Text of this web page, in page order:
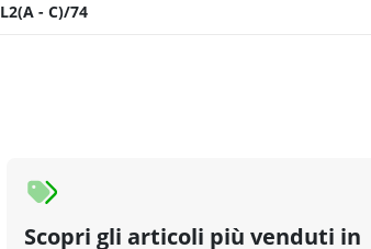
L2(A - C)/74
Scopri gli articoli più venduti in